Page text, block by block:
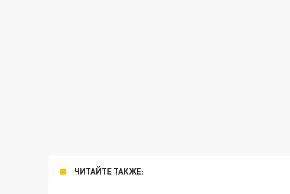
ЧИТАЙТЕ ТАКЖЕ: